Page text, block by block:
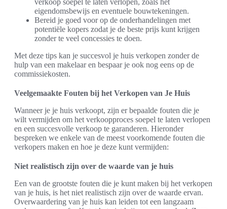
eigendomsbewijs en eventuele bouwtekeningen.
Bereid je goed voor op de onderhandelingen met
potentiële kopers zodat je de beste prijs kunt krijgen
zonder te veel concessies te doen.
Met deze tips kan je succesvol je huis verkopen zonder de
hulp van een makelaar en bespaar je ook nog eens op de
commissiekosten.
Veelgemaakte Fouten bij het Verkopen van Je Huis
Wanneer je je huis verkoopt, zijn er bepaalde fouten die je
wilt vermijden om het verkoopproces soepel te laten verlopen
en een succesvolle verkoop te garanderen. Hieronder
bespreken we enkele van de meest voorkomende fouten die
verkopers maken en hoe je deze kunt vermijden:
Niet realistisch zijn over de waarde van je huis
Een van de grootste fouten die je kunt maken bij het verkopen
van je huis, is het niet realistisch zijn over de waarde ervan.
Overwaardering van je huis kan leiden tot een langzaam